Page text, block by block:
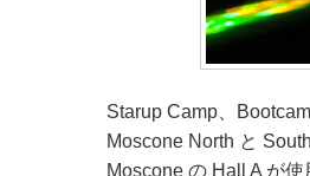
Starup Camp、
Moscone North と
Moscone の Hall A が使